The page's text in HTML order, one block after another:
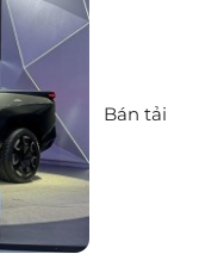
Bán tải